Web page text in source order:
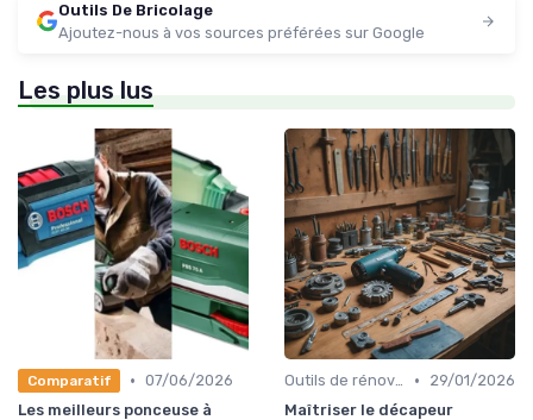
Outils De Bricolage
Ajoutez-nous à vos sources préférées sur Google
Les plus lus
Comparatif • 07/06/2026
Les meilleurs ponceuse à
Outils de rénovation •
29/01/2026
Maîtriser le décapeur